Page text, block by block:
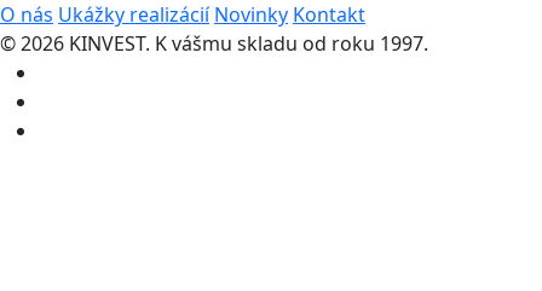
O nás Ukážky realizácií Novinky Kontakt
© 2026 KINVEST. K vášmu skladu od roku 1997.